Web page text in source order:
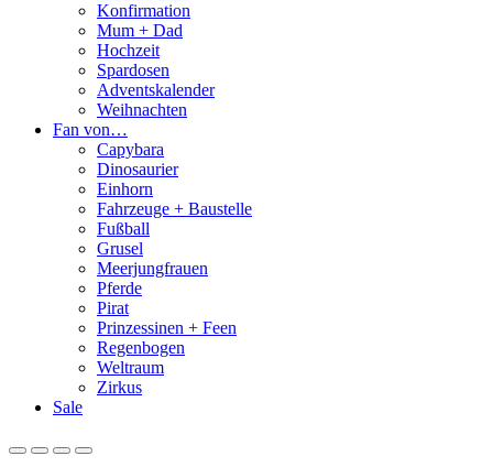
Konfirmation
Mum + Dad
Hochzeit
Spardosen
Adventskalender
Weihnachten
Fan von…
Capybara
Dinosaurier
Einhorn
Fahrzeuge + Baustelle
Fußball
Grusel
Meerjungfrauen
Pferde
Pirat
Prinzessinen + Feen
Regenbogen
Weltraum
Zirkus
Sale